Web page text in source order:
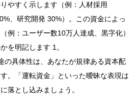
やすく示します（例：人材採用
、研究開発 30%）。この資金によっ
例：ユーザー数10万人達成、黒字化）
を明記します 1。
の具体性は、あなたが規律ある資本配
。「運転資金」といった曖昧な表現は
落とし込みましょう。